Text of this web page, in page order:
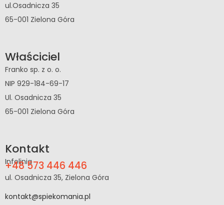
ul.Osadnicza 35
65-001 Zielona Góra
Właściciel
Franko sp. z o. o.
NIP 929-184-69-17
Ul. Osadnicza 35
65-001 Zielona Góra
Kontakt
Infolinia
+48 573 446 446
ul. Osadnicza 35, Zielona Góra
kontakt@spiekomania.pl